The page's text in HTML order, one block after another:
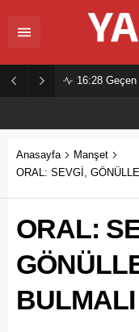
16:28 Geçen
Anasayfa
Manşet
ORAL: SEVGİ,
ORAL:
BULMALI